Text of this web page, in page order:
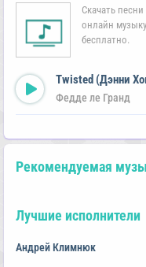
Скачать
онлайн
бесплатно.
Twisted (Дэнни
Федде ле Гранд
Рекомендуемая
Лучшие исполнители
Андрей Климнюк